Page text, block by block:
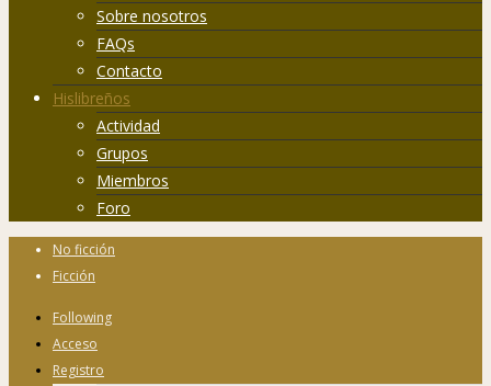
Sobre nosotros
FAQs
Contacto
Hislibreños
Actividad
Grupos
Miembros
Foro
No ficción
Ficción
Following
Acceso
Registro